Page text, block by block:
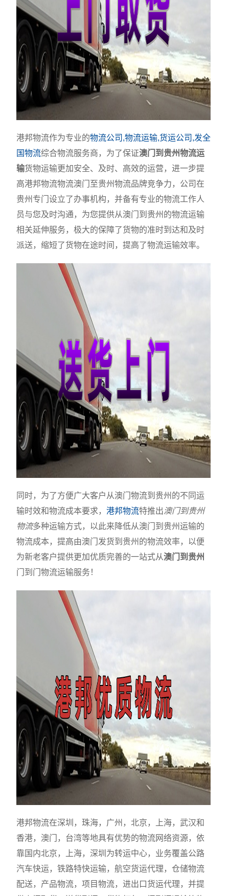
港邦物流作为专业的物流公司,物流运输,货运公司,发全
国物流综合物流服务商，为了保证澳门到贵州物流运
输货物运输更加安全、及时、高效的运营，进一步提
高港邦物流物流澳门至贵州物流品牌竞争力，公司在
贵州专门设立了办事机构，并备有专业的物流工作人
员与您及时沟通，为您提供从澳门到贵州的物流运输
相关延伸服务，极大的保障了货物的准时到达和及时
派送，缩短了货物在途时间，提高了物流运输效率。
同时，为了方便广大客户从澳门物流到贵州的不同运
输时效和物流成本要求，港邦物流特推出澳门到贵州
物流多种运输方式，以此来降低从澳门到贵州运输的
物流成本，提高由澳门发货到贵州的物流效率，以便
为新老客户提供更加优质完善的一站式从澳门到贵州
门到门物流运输服务！
港邦物流在深圳，珠海，广州，北京，上海，武汉和
香港，澳门，台湾等地具有优势的物流网络资源，依
靠国内北京，上海，深圳为转运中心，业务覆盖公路
汽车快运，铁路特快运输，航空货运代理，仓储物流
配送，产品物流，项目物流，进出口货运代理，并提